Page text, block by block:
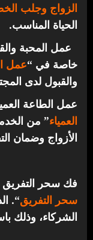
الزواج وجلب
الحياة المناسب.
عمل المحبة
خاصة في “عمل
والقبول لدى
عمل الطاعة
العمياء” من
الأزواج وضمان
فك سحر
سحر التفريق“.
الشركاء، وذلك